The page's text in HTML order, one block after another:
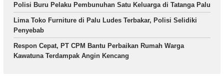
Polisi Buru Pelaku Pembunuhan Satu Keluarga di Tatanga Palu
Lima Toko Furniture di Palu Ludes Terbakar, Polisi Selidiki
Penyebab
Respon Cepat, PT CPM Bantu Perbaikan Rumah Warga
Kawatuna Terdampak Angin Kencang